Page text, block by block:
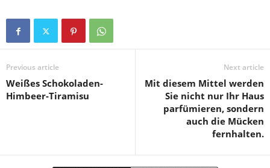
Previous article
Weißes Schokoladen-
Himbeer-Tiramisu
Next article
Mit diesem Mittel werden
Sie nicht nur Ihr Haus
parfümieren, sondern
auch die Mücken
fernhalten.